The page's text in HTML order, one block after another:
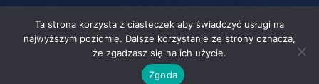
Copyright © 2026Rojo- agencja pracy świadczymy usługi w
zakresie pracy tymczasowej, outsourcingu i rekrutacji między
pracodawcą a pracownikiem. Powered by
Ta strona korzysta z ciasteczek aby świadczyć usługi na
najwyższym poziomie. Dalsze korzystanie ze strony oznacza,
że zgadzasz się na ich użycie.
Zgoda